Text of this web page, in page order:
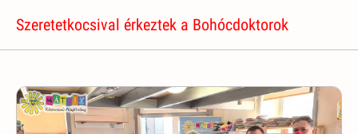
Szeretetkocsival érkeztek a Bohócdoktorok